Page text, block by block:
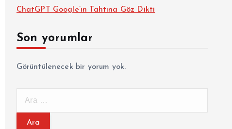
ChatGPT Google’ın Tahtına Göz Dikti
Son yorumlar
Görüntülenecek bir yorum yok.